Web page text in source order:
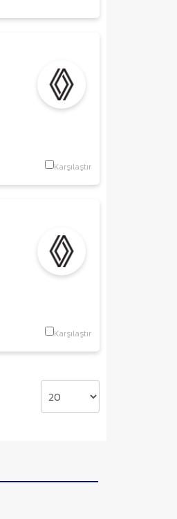
Karşılaştır
Karşılaştır